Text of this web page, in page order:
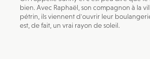
bien. Avec Raphaël, son compagnon à la
pétrin, ils viennent d'ouvrir leur
est, de fait, un vrai rayon de soleil.